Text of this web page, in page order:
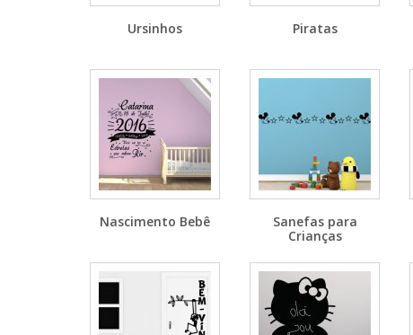
Ursinhos Piratas
Nascimento Bebê
Sanefas para
Crianças